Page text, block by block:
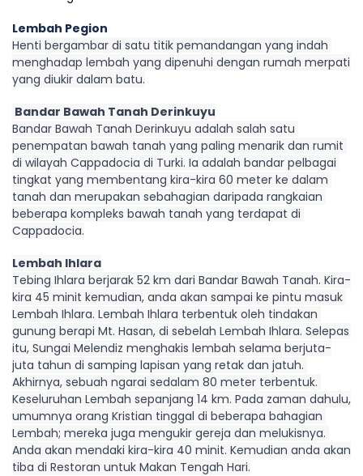
Lembah Pegion
Henti bergambar di satu titik pemandangan yang indah
menghadap lembah yang dipenuhi dengan rumah merpati
yang diukir dalam batu.
Bandar Bawah Tanah Derinkuyu
Bandar Bawah Tanah Derinkuyu adalah salah satu
penempatan bawah tanah yang paling menarik dan rumit
di wilayah Cappadocia di Turki. Ia adalah bandar pelbagai
tingkat yang membentang kira-kira 60 meter ke dalam
tanah dan merupakan sebahagian daripada rangkaian
beberapa kompleks bawah tanah yang terdapat di
Cappadocia.
Lembah Ihlara
Tebing Ihlara berjarak 52 km dari Bandar Bawah Tanah. Kira-
kira 45 minit kemudian, anda akan sampai ke pintu masuk
Lembah Ihlara. Lembah Ihlara terbentuk oleh tindakan
gunung berapi Mt. Hasan, di sebelah Lembah Ihlara. Selepas
itu, Sungai Melendiz menghakis lembah selama berjuta-
juta tahun di samping lapisan yang retak dan jatuh.
Akhirnya, sebuah ngarai sedalam 80 meter terbentuk.
Keseluruhan Lembah sepanjang 14 km. Pada zaman dahulu,
umumnya orang Kristian tinggal di beberapa bahagian
Lembah; mereka juga mengukir gereja dan melukisnya.
Anda akan mendaki kira-kira 40 minit. Kemudian anda akan
tiba di Restoran untuk Makan Tengah Hari.